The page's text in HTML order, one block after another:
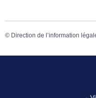
© Direction de l’information